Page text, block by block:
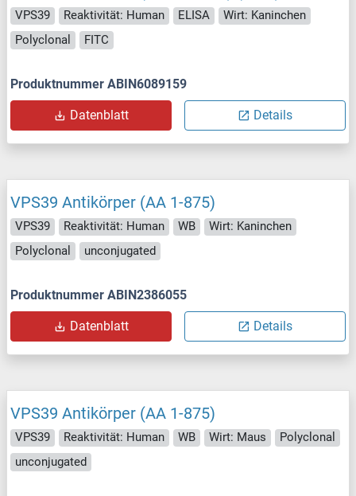
VPS39 Reaktivität: Human ELISA
Wirt: Kaninchen
Polyclonal
FITC
Produktnummer ABIN6089159
Datenblatt Details
VPS39 Antikörper (AA 1-875)
VPS39 Reaktivität: Human WB
Wirt: Kaninchen
Polyclonal
unconjugated
Produktnummer ABIN2386055
Datenblatt Details
VPS39 Antikörper (AA 1-875)
VPS39 Reaktivität: Human WB Wirt: Maus
Polyclonal
unconjugated